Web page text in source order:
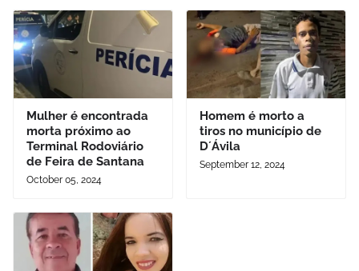
Mulher é encontrada
morta próximo ao
Terminal Rodoviário
de Feira de Santana
October 05, 2024
Homem é morto a
tiros no município de
D´Ávila
September 12, 2024